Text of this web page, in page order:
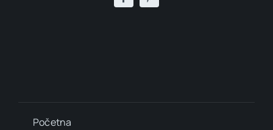
Početna